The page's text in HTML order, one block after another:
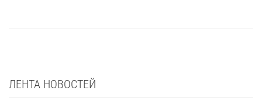
ЛЕНТА НОВОСТЕЙ